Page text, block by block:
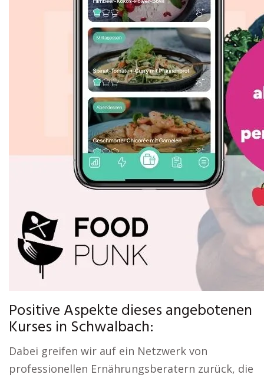
Positive Aspekte dieses angebotenen
Kurses in Schwalbach:
Dabei greifen wir auf ein Netzwerk von
professionellen Ernährungsberatern zurück, die